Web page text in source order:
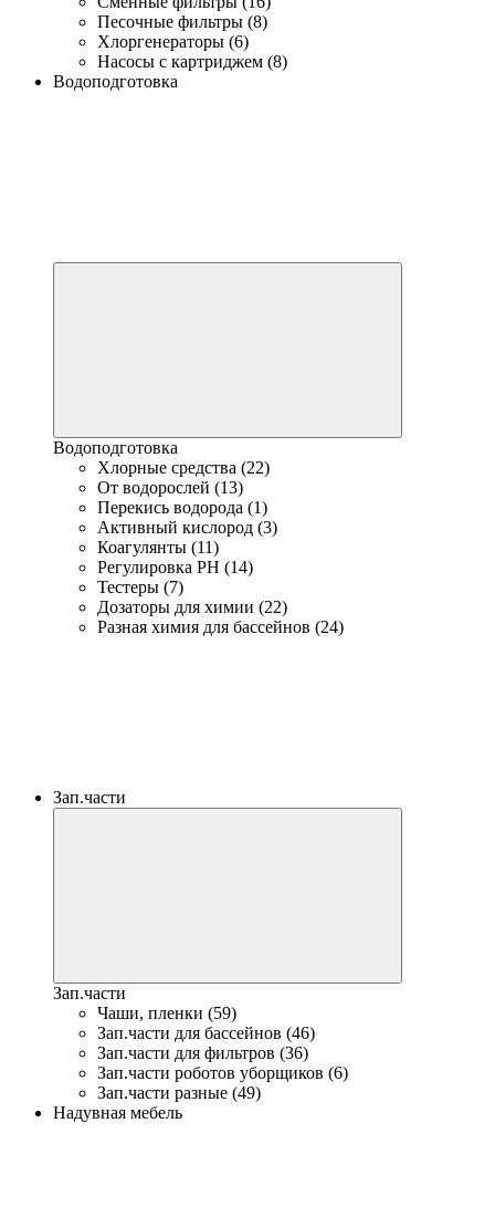
Песочные фильтры (8)
Хлоргенераторы (6)
Насосы с картриджем (8)
Водоподготовка
Водоподготовка
Хлорные средства (22)
От водорослей (13)
Перекись водорода (1)
Активный кислород (3)
Коагулянты (11)
Регулировка PH (14)
Тестеры (7)
Дозаторы для химии (22)
Разная химия для бассейнов (24)
Зап.части
Зап.части
Чаши, пленки (59)
Зап.части для бассейнов (46)
Зап.части для фильтров (36)
Зап.части роботов уборщиков (6)
Зап.части разные (49)
Надувная мебель